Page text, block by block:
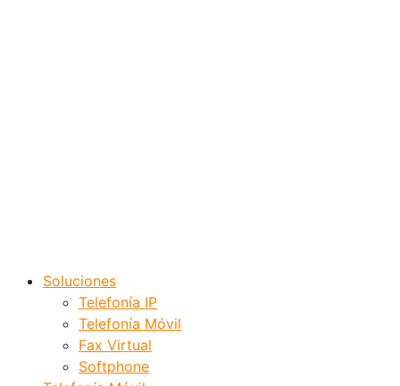
Soluciones
Telefonía IP
Telefonía Móvil
Fax Virtual
Softphone